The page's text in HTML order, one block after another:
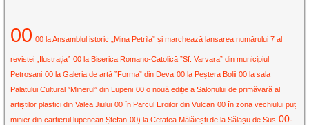
00 00 la Ansamblul istoric „Mina Petrila” și marchează lansarea numărului 7 al
revistei „Ilustrația” 00 la Biserica Romano-Catolică ”Sf. Varvara” din municipiul
Petroșani 00 la Galeria de artă ”Forma” din Deva 00 la Peștera Bolii 00 la sala
Palatului Cultural ”Minerul” din Lupeni 00 o nouă ediție a Salonului de primăvară al
artiștilor plastici din Valea Jiului 00 în Parcul Eroilor din Vulcan 00 în zona vechiului puț
minier din cartierul lupenean Ștefan 00) la Cetatea Mălăiești de la Sălașu de Sus 00-